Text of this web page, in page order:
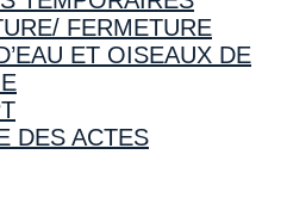
FERMETURE
ET OISEAUX DE
DES ACTES